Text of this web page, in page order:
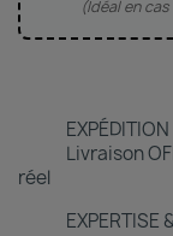
(Idéal en
Livraison
réel
EXPERTISE